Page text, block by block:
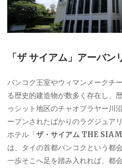
「ザ サイアム」アーバン
バンコク王室やウィマンメークチ
る歴史的建造物が数多く存在し、
ゥシット地区のチャオプラヤー川
ープンされたばかりのラグジュア
ホテル「ザ・サイアム THE SIAM
は、タイの首都バンコクという都
一歩そこへ足を踏み入れれば、都